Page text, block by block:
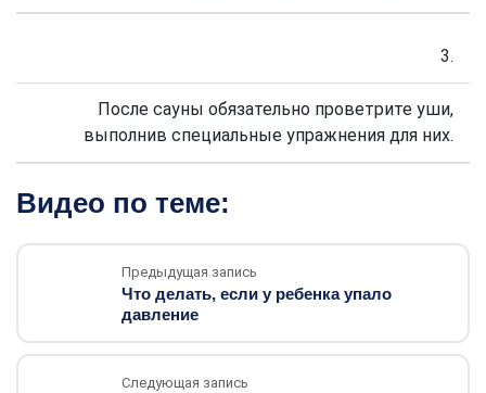
3.
После сауны обязательно проветрите уши,
выполнив специальные упражнения для них.
Видео по теме:
Предыдущая запись
Что делать, если у ребенка упало
давление
Следующая запись